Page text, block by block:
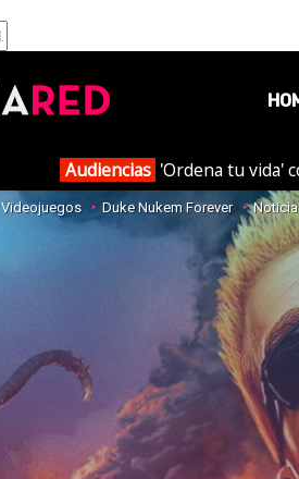
Audiencias 'Ordena tu vida'
Videojuegos Duke Nukem Forever